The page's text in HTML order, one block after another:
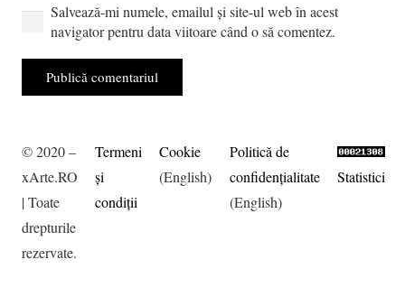
Salvează-mi numele, emailul și site-ul web în acest
navigator pentru data viitoare când o să comentez.
Publică comentariul
© 2020 –
xArte.RO
| Toate
drepturile
rezervate.
Termeni
şi
condiţii
Cookie
(English)
Politică de
confidențialitate
(English)
Statistici